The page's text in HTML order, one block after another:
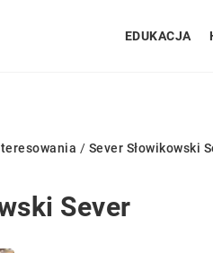
EDUKACJA
/ Sever Słowikowski
Sever